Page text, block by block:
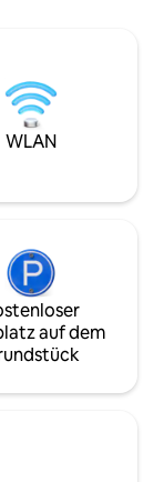
eine Feuerstelle
Parkplatz zur
langen Aufstieg,
Santos Dumont-
WLAN
auf dem